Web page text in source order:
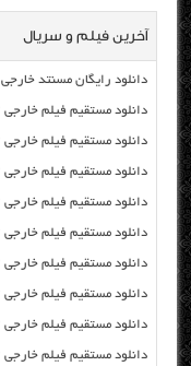
آخرین فیلم و سریال
دانلود رایگان مسنتد خارجی Britney Ever After 2017 با لینک مستقیم
دانلود مستقیم فیلم خارجی OK Jaanu 2017 از سرور سایت
دانلود مستقیم فیلم خارجی John Wick: Chapter 2 2017 از سرور سایت
دانلود مستقیم فیلم خارجی Cross Wars 2017 از سرور سایت
دانلود مستقیم فیلم خارجی Fifty Shades Darker 2017 از سرور سایت
دانلود مستقیم فیلم خارجی From Straight As 2017 از سرور سایت
دانلود مستقیم فیلم خارجی Zeroville 2017 از سرور سایت
دانلود مستقیم فیلم خارجی The Mummy 2017 از سرور سایت
دانلود مستقیم فیلم خارجی The Fate of the Furious 2017 از سرور سایت
دانلود مستقیم فیلم خارجی Running Wild 2017 از سرور سایت